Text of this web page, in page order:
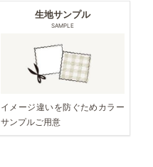
生地サンプル
SAMPLE
イメージ違いを防ぐためカラー
サンプルご用意